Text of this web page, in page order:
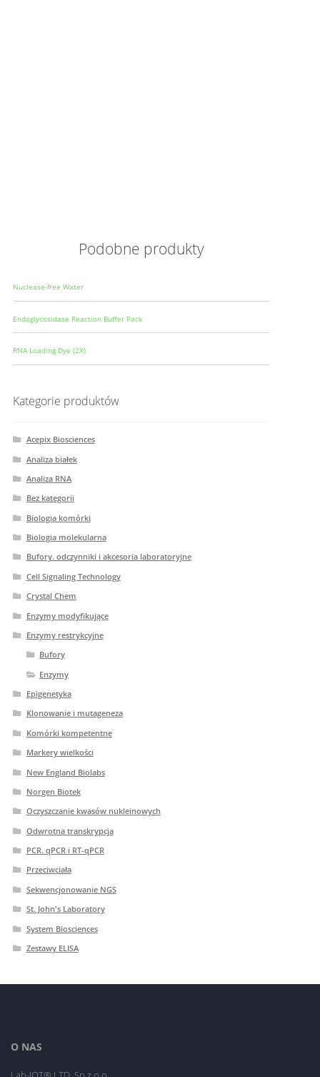
Podobne produkty
Nuclease-free Water
Endoglycosidase Reaction Buffer Pack
RNA Loading Dye (2X)
Kategorie produktów
Acepix Biosciences
Analiza białek
Analiza RNA
Bez kategorii
Biologia komórki
Biologia molekularna
Bufory. odczynniki i akcesoria laboratoryjne
Cell Signaling Technology
Crystal Chem
Enzymy modyfikujące
Enzymy restrykcyjne
Bufory
Enzymy
Epigenetyka
Klonowanie i mutageneza
Komórki kompetentne
Markery wielkości
New England Biolabs
Norgen Biotek
Oczyszczanie kwasów nukleinowych
Odwrotna transkrypcja
PCR. qPCR i RT-qPCR
Przeciwciała
Sekwencjonowanie NGS
St. John's Laboratory
System Biosciences
Zestawy ELISA
O NAS